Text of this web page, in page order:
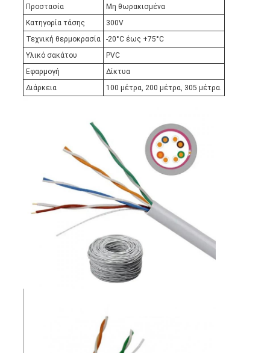
Προστασία
Μη θωρακισμένα
Κατηγορία τάσης
300V
Τεχνική θερμοκρασία
-20°C έως +75°C
Υλικό σακάτου
PVC
Εφαρμογή
Δίκτυα
Διάρκεια
100 μέτρα, 200 μέτρα, 305 μέτρα.